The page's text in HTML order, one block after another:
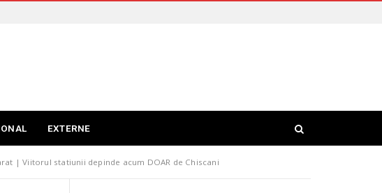
EXTERNE
| Viitorul statiunii depinde acum DOAR de Chiscani